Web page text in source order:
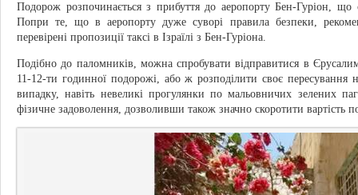
Подорож розпочинається з прибуття до аеропорту Бен-Гуріон,
Попри те, що в аеропорту дуже суворі правила безпеки,
перевірені пропозиції таксі в Ізраїлі з Бен-Гуріона.
Подібно до паломників, можна спробувати відправитися в
11-12-ти годинної подорожі, або ж розподілити своє пересування
випадку, навіть невеликі прогулянки по мальовничих зелених
фізичне задоволення, дозволивши також значно скоротити вартість